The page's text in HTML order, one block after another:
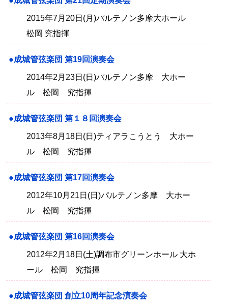
2015年7月20日(月)パルテノン多摩大ホール
松岡 究指揮
●成城管弦楽団 第19回演奏会
2014年2月23日(日)パルテノン多摩 大ホー
ル 松岡 究指揮
●成城管弦楽団 第１８回演奏会
2013年8月18日(日)ティアラこうとう 大ホー
ル 松岡 究指揮
●成城管弦楽団 第17回演奏会
2012年10月21日(日)パルテノン多摩 大ホー
ル 松岡 究指揮
●成城管弦楽団 第16回演奏会
2012年2月18日(土)調布市グリーンホール 大ホ
ール 松岡 究指揮
●成城管弦楽団 創立10周年記念演奏会